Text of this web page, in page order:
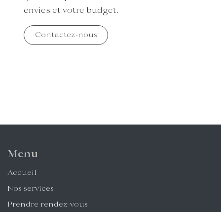
envies et votre budget.
Contactez-nous
Menu
Accueil
Nos services
Prendre rendez-vous